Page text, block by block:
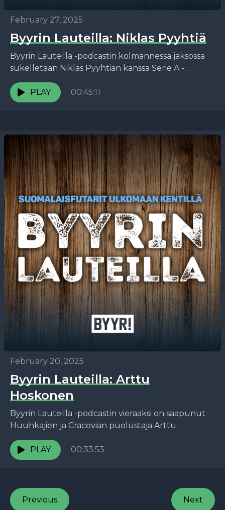
February 27, 2025
Byyrin Lauteilla: Niklas Pyyhtiä
Byyrin Lauteilla -podcastin kolmannessa jaksossa
sukelletaan Niklas Pyyhtiän kanssa Serie A -
debyytin tunnelmiin ja keskustellaan lainapestistä
Südtiroliin. Niklas paljastaa myös, minne hän veisi
Lionel...
PLAY 00:45:11
February 20, 2025
Byyrin Lauteilla: Arttu
Hoskonen
Byyrin Lauteilla -podcastin vieraaksi on saapunut
Huuhkajien ja Cracovian puolustaja Arttu
Hoskonen. Tässä jaksossa Arttu jakaa
matkailuvinkkinsä Krakovaan, avaa tunnelmia
ennen MM-karsintoja sekä kertoo...
PLAY 00:33:53
Previous Next